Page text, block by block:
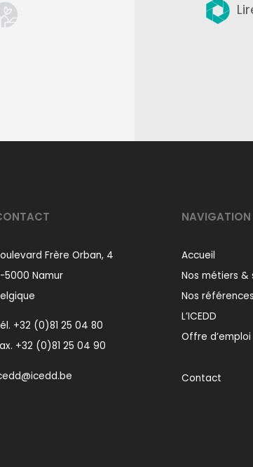
Frère Orban, 4
5000 Namur
+32 (0)81 25 04 80
+32 (0)81 25 04 90
NAVIGATION
Accueil
Nos métiers &
Nos références
L’ICEDD
Offre d’emploi
Contact